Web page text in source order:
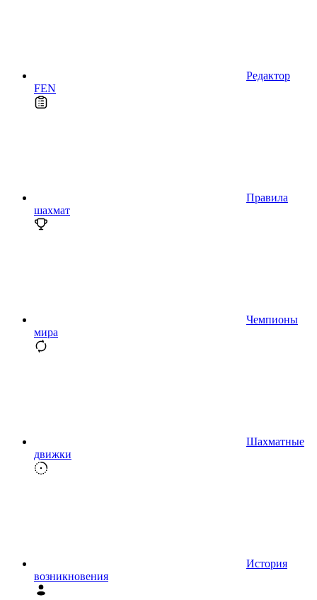
Редактор
FEN
Правила
шахмат
Чемпионы
мира
Шахматные
движки
История
возникновения